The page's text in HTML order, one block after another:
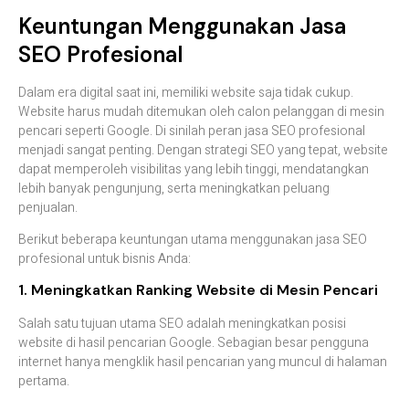
Keuntungan Menggunakan Jasa
SEO Profesional
Dalam era digital saatini, memilikiwebsite sajatidakcukup.
Website harus mudah ditemukan oleh calon pelanggan di mesin
pencari seperti Google. Di sinilah peran jasa SEO profesional
menjadi sangatpenting. Dengan strategi SEOyangtepat,website
dapatmemperolehvisibilitasyang lebihtinggi, mendatangkan
lebih banyakpengunjung, serta meningkatkan peluang
penjualan.
Berikutbeberapa keuntungan utama menggunakan jasa SEO
profesional untukbisnisAnda:
1. Meningkatkan Ranking Website di Mesin Pencari
Salah satutujuan utama SEO adalah meningkatkan posisi
website di hasil pencarian Google. Sebagian besarpengguna
internethanya mengklikhasil pencarianyang muncul di halaman
pertama.